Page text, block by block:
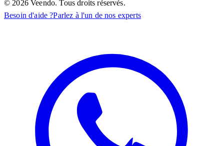
© 2026 Veendo. Tous droits réservés.
Besoin d'aide ?Parlez à l'un de nos experts